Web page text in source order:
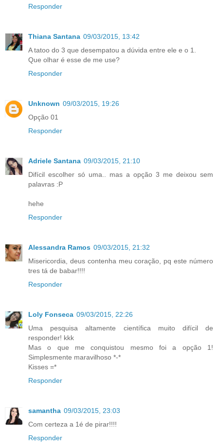
Responder
Thiana Santana 09/03/2015, 13:42
A tatoo do 3 que desempatou a dúvida entre ele e o 1.
Que olhar é esse de me use?
Responder
Unknown 09/03/2015, 19:26
Opção 01
Responder
Adriele Santana 09/03/2015, 21:10
Difícil escolher só uma.. mas a opção 3 me deixou sem
palavras :P
hehe
Responder
Alessandra Ramos 09/03/2015, 21:32
Misericordia, deus contenha meu coração, pq este número
tres tá de babar!!!!
Responder
Loly Fonseca 09/03/2015, 22:26
Uma pesquisa altamente científica muito difícil de
responder! kkk
Mas o que me conquistou mesmo foi a opção 1!
Simplesmente maravilhoso *-*
Kisses =*
Responder
samantha 09/03/2015, 23:03
Com certeza a 1é de pirar!!!!
Responder